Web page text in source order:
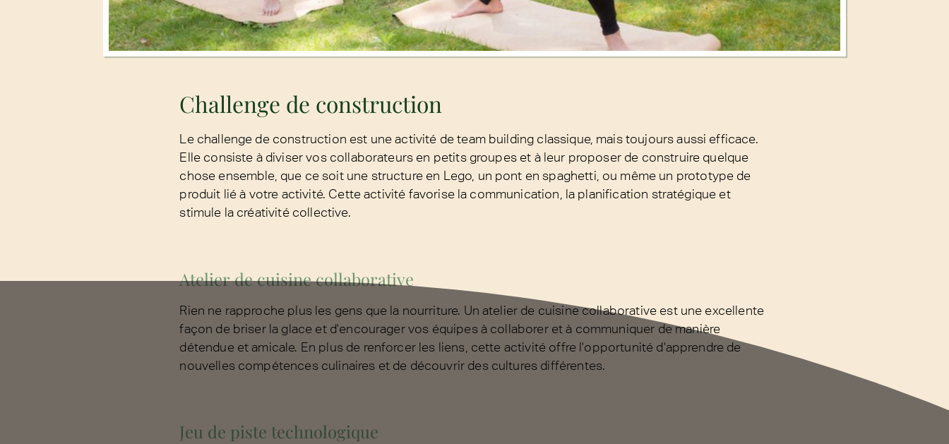
Challenge de construction
Le challenge de construction est une activité de team building classique, mais toujours aussi efficace.
Elle consiste à diviser vos collaborateurs en petits groupes et à leur proposer de construire quelque
chose ensemble, que ce soit une structure en Lego, un pont en spaghetti, ou même un prototype de
produit lié à votre activité. Cette activité favorise la communication, la planification stratégique et
stimule la créativité collective.
Atelier de cuisine collaborative
Rien ne rapproche plus les gens que la nourriture. Un atelier de cuisine collaborative est une excellente
façon de briser la glace et d'encourager vos équipes à collaborer et à communiquer de manière
détendue et amicale. En plus de renforcer les liens, cette activité offre l'opportunité d'apprendre de
nouvelles compétences culinaires et de découvrir des cultures différentes.
Jeu de piste technologique